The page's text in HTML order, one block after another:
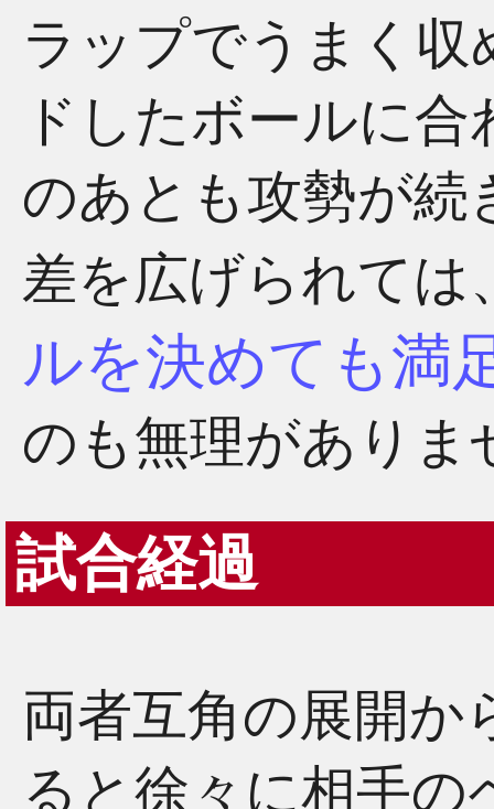
ラップでうまく
ドしたボールに
のあとも攻勢が続
差を広げられては
ルを決めても満
のも無理がありま
試合経過
両者互角の展開か
ると徐々に相手の